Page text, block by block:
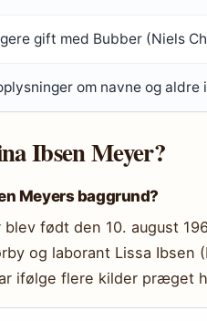
gift med Bubber (Niels
om navne og
Ibsen Meyer?
Meyers baggrund?
født den 10. august
og laborant Lissa
ifølge flere kilder præget